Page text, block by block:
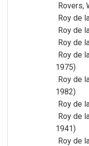
Rovers,
Roy de
Roy de
Roy de
Roy de
1975)
Roy de
1982)
Roy de
Roy de
1941)
Roy de